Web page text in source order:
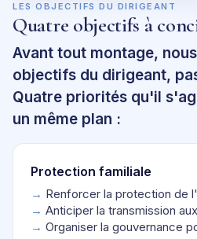
LES OBJECTIFS DU DIRIGEANT
Quatre objectifs à
Avant tout montage,
objectifs du dirigeant,
Quatre priorités qu'il
un même plan :
Protection familiale
→ Renforcer la protection de
→ Anticiper la transmission
→ Organiser la gouvernance